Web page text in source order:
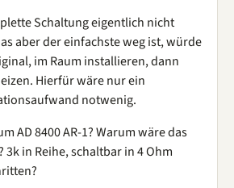
Schaltung eigentlich nicht
aber der einfachste weg ist, würde
im Raum installieren, dann
Hierfür wäre nur ein
notwenig.
AD 8400 AR-1? Warum wäre das
3k in Reihe, schaltbar in 4 Ohm